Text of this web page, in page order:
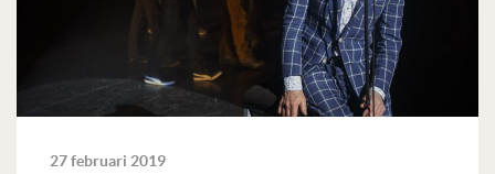
27 februari 2019